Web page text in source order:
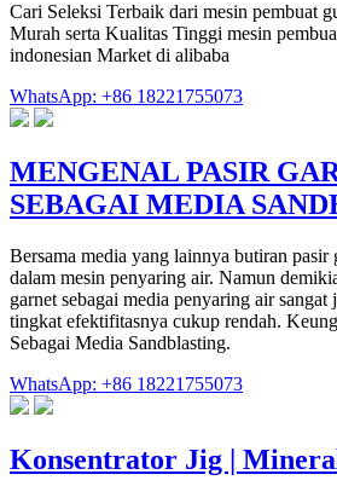
Cari Seleksi Terbaik dari mesin pembuat
Murah serta Kualitas Tinggi mesin
indonesian Market di alibaba
WhatsApp: +86 18221755073
MENGENAL PASIR
SEBAGAI MEDIA
Bersama media yang lainnya butiran pasir
dalam mesin penyaring air. Namun
garnet sebagai media penyaring air sangat
tingkat efektifitasnya cukup rendah.
Sebagai Media Sandblasting.
WhatsApp: +86 18221755073
Konsentrator Jig |